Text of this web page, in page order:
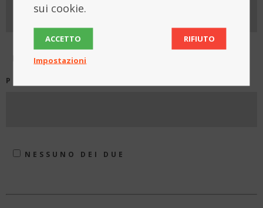
LAVORO
PRESSO
NESSUNO DEI DUE
sui cookie.
ACCETTO RIFIUTO
Impostazioni